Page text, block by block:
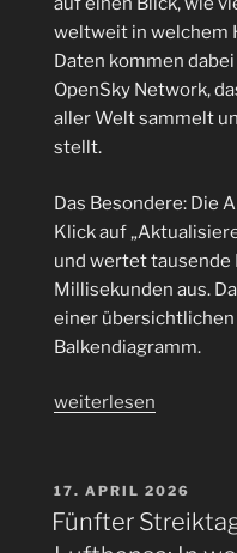
weltweit in welchem
Daten kommen
OpenSky Network,
aller Welt sammelt
stellt.
Das Besondere: Die
Klick auf
und wertet tausende
Millisekunden aus.
einer
Balkendiagramm.
„FlugMonitor
Flugverkehr
mit
Java
weiterlesen
VERÖFFENTLICHT
AM
17. APRIL 2026
Fünfter